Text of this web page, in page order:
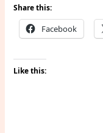
Share this:
Facebook
Like this: